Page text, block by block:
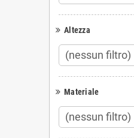
Altezza
(nessun filtro)
Materiale
(nessun filtro)